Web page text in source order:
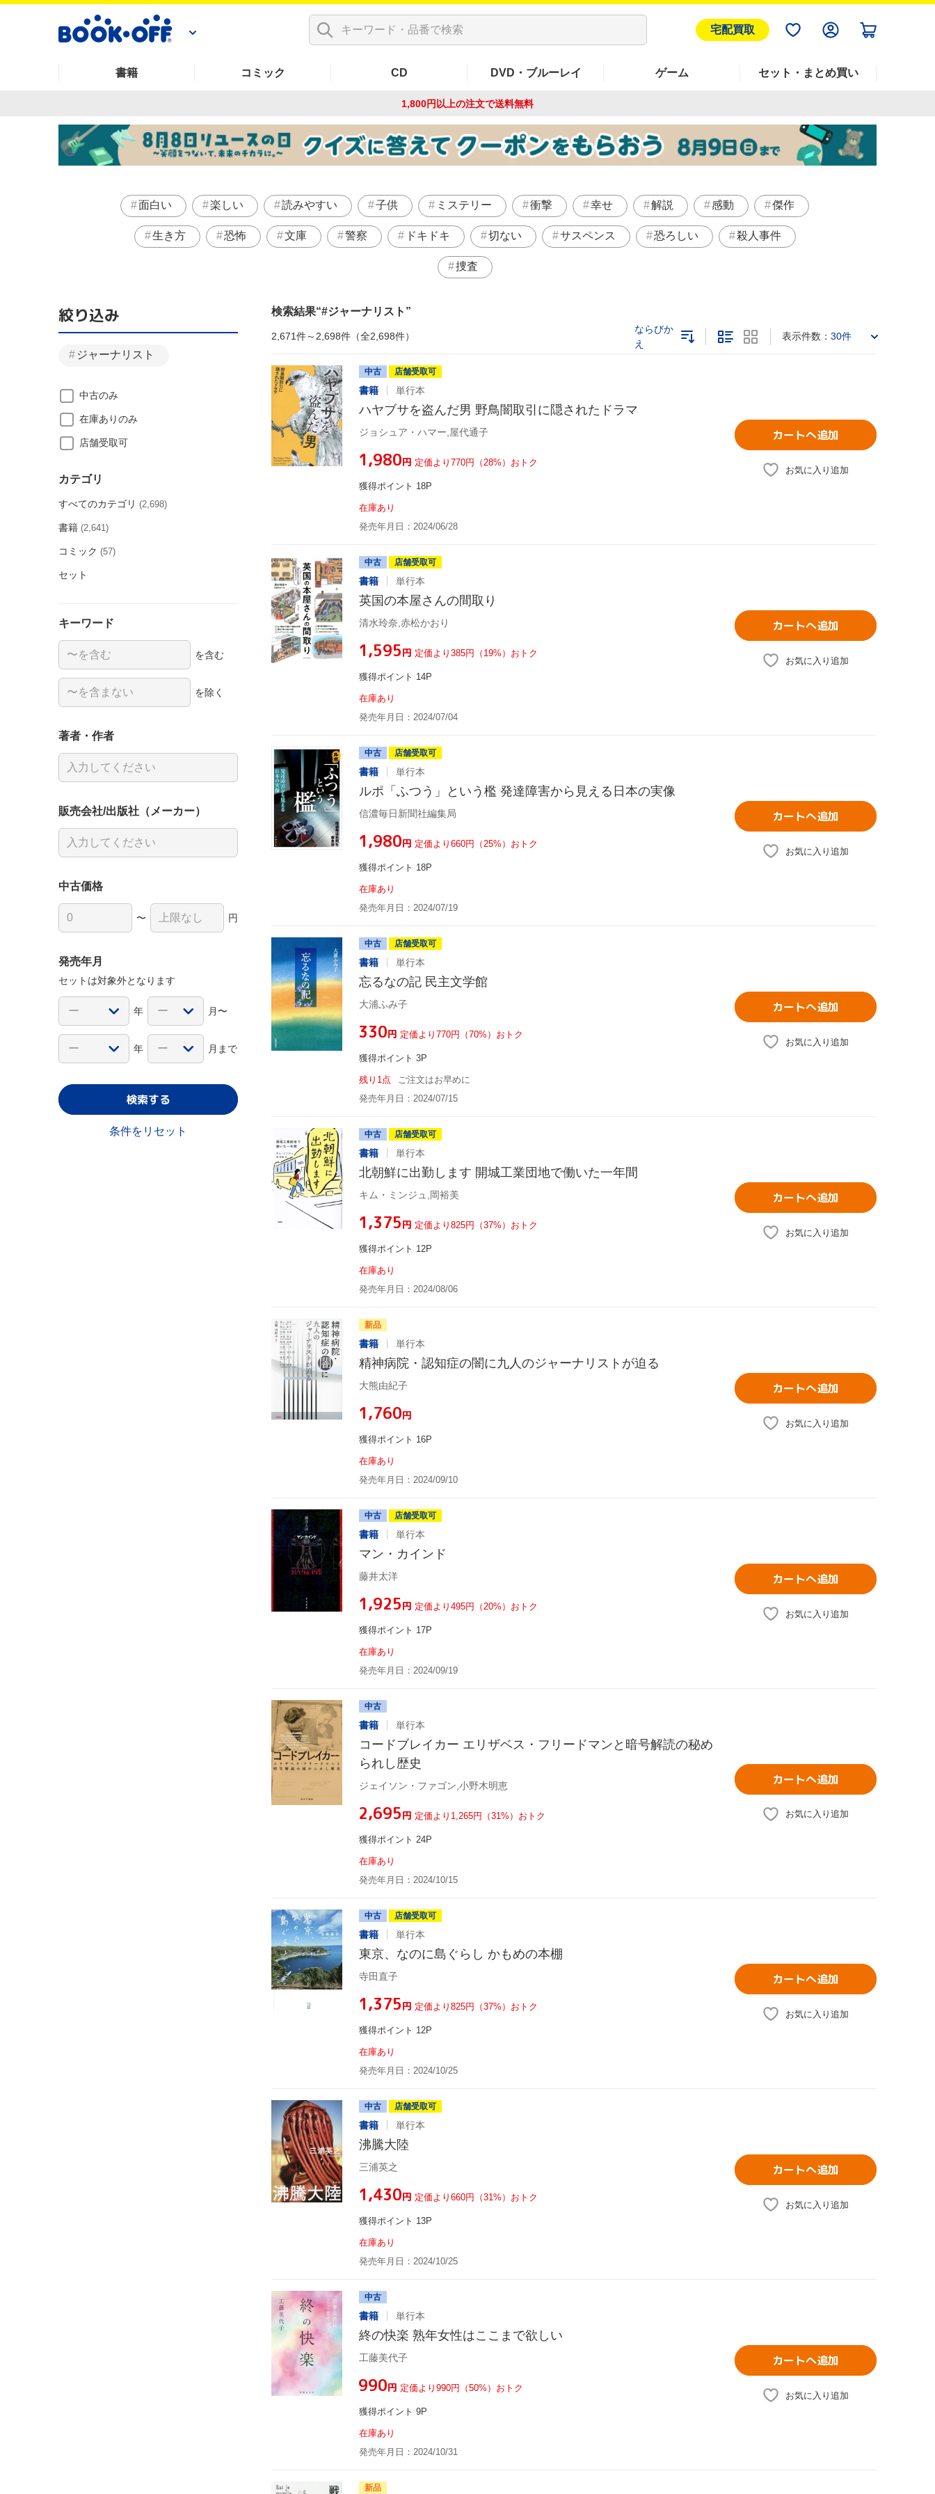
宅配買取
書籍 コミック CD DVD・ブルーレイ ゲーム セット・まとめ買い
1,800円以上の注文で送料無料
面白い 楽しい 読みやすい 子供 ミステリー 衝撃 幸せ 解説 感動 傑作
生き方 恐怖 文庫 警察 ドキドキ 切ない サスペンス 恐ろしい 殺人事件
捜査
検索結果 #ジャーナリスト
2,671件～2,698件（全2,698件）
ならびか
え
表示件数： 30件
中古 店舗受取可
書籍 単行本
ハヤブサを盗んだ男 野鳥闇取引に隠されたドラマ
ジョシュア・ハマー,屋代通子
¥1,980円 定価より770円（28%）おトク
獲得ポイント 18P
在庫あり
発売年月日：2024/06/28
カートへ追加
お気に入り追加
中古 店舗受取可
書籍 単行本
英国の本屋さんの間取り
清水玲奈,赤松かおり
¥1,595円 定価より385円（19%）おトク
獲得ポイント 14P
在庫あり
発売年月日：2024/07/04
カートへ追加
お気に入り追加
中古 店舗受取可
書籍 単行本
ルポ「ふつう」という檻 発達障害から見える日本の実像
信濃毎日新聞社編集局
¥1,980円 定価より660円（25%）おトク
獲得ポイント 18P
在庫あり
発売年月日：2024/07/19
カートへ追加
お気に入り追加
中古 店舗受取可
書籍 単行本
忘るなの記 民主文学館
大浦ふみ子
¥330円 定価より770円（70%）おトク
獲得ポイント 3P
残り1点
ご注文はお早めに
発売年月日：2024/07/15
カートへ追加
お気に入り追加
中古 店舗受取可
書籍 単行本
北朝鮮に出勤します 開城工業団地で働いた一年間
キム・ミンジュ,岡裕美
¥1,375円 定価より825円（37%）おトク
獲得ポイント 12P
在庫あり
発売年月日：2024/08/06
カートへ追加
お気に入り追加
新品
書籍 単行本
精神病院・認知症の闇に九人のジャーナリストが迫る
大熊由紀子
¥1,760円
獲得ポイント 16P
在庫あり
発売年月日：2024/09/10
カートへ追加
お気に入り追加
中古 店舗受取可
書籍 単行本
マン・カインド
藤井太洋
¥1,925円 定価より495円（20%）おトク
獲得ポイント 17P
在庫あり
発売年月日：2024/09/19
カートへ追加
お気に入り追加
中古
書籍 単行本
コードブレイカー エリザベス・フリードマンと暗号解読の秘め
られし歴史
ジェイソン・ファゴン,小野木明恵
¥2,695円 定価より1,265円（31%）おトク
獲得ポイント 24P
在庫あり
発売年月日：2024/10/15
カートへ追加
お気に入り追加
中古 店舗受取可
書籍 単行本
東京、なのに島ぐらし かもめの本棚
寺田直子
¥1,375円 定価より825円（37%）おトク
獲得ポイント 12P
在庫あり
発売年月日：2024/10/25
カートへ追加
お気に入り追加
中古 店舗受取可
書籍 単行本
沸騰大陸
三浦英之
¥1,430円 定価より660円（31%）おトク
獲得ポイント 13P
在庫あり
発売年月日：2024/10/25
カートへ追加
お気に入り追加
中古
書籍 単行本
終の快楽 熟年女性はここまで欲しい
工藤美代子
¥990円 定価より990円（50%）おトク
獲得ポイント 9P
在庫あり
発売年月日：2024/10/31
カートへ追加
お気に入り追加
新品
絞り込み
ジャーナリスト
中古のみ
在庫ありのみ
店舗受取可
カテゴリ
すべてのカテゴリ (2,698)
書籍 (2,641)
コミック (57)
セット
キーワード
を含む
を除く
著者・作者
販売会社/出版社（メーカー）
中古価格
〜 円
発売年月
セットは対象外となります
年 月〜
年 月まで
検索する
条件をリセット